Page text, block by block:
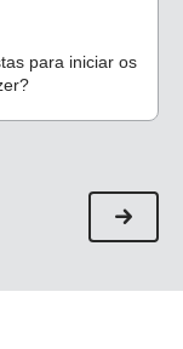
para iniciar os